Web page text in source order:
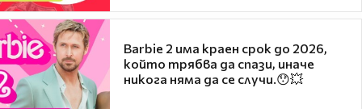
Barbie 2 има краен срок до 2026,
който трябва да спази, иначе
никога няма да се случи.😯💥